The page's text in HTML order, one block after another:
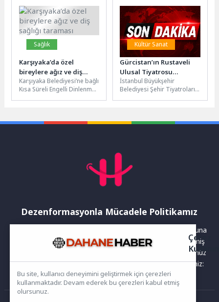
devam ediyor. Başiskele
Seymen...
sahibi ailelerin çocuklarına
yönelik bayramlık...
Sağlık
Karşıyaka’da özel
bireylere ağız ve diş
sağlığı taraması
Karşıyaka Belediyesi’ne bağlı
Kısa Süreli Engelli Dinlenme
Kültür Sanat
Gürcistan’ın Rustaveli
Ulusal Tiyatrosu
İstanbul’da
İstanbul Büyükşehir
Belediyesi Şehir Tiyatroları
Dezenformasyonla Mücadele Politikamız
Yayınlanan haberler doğruluk ilkesi gözetilerek hazırlanır. Buna
rağmen bazı içeriklerde eksik, hatalı veya güncelliğini yitirmiş
bilgiler bulunabilir.Yanlış veya yanıltıcı olduğunu düşündüğünüz
haberleri aşağıdaki iletişim kanallarından bize bildirebilirsiniz:
Çerez
Bu site, kullanıcı deneyimini geliştirmek için çerezleri
kullanmaktadır. Devam ederek bu çerezleri kabul etmiş
olursunuz.